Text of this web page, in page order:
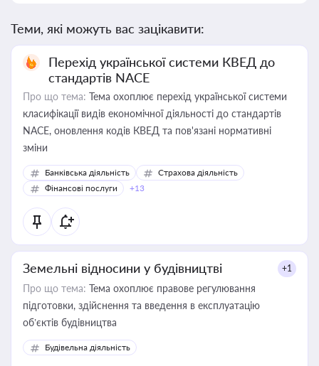
Теми, які можуть вас зацікавити:
Перехід української системи КВЕД до
стандартів NACE
Про що тема: Тема охоплює перехід української системи
класифікації видів економічної діяльності до стандартів
NACE, оновлення кодів КВЕД та пов'язані нормативні
зміни
Банківська діяльність
Страхова діяльність
Фінансові послуги
+13
Земельні відносини у будівництві +1
Про що тема: Тема охоплює правове регулювання
підготовки, здійснення та введення в експлуатацію
об’єктів будівництва
Будівельна діяльність